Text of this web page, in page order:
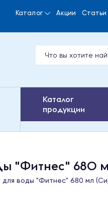
Каталог Акции Статьи
Каталог
продукции
"Фитнес" 680
для воды "Фитнес" 680 мл